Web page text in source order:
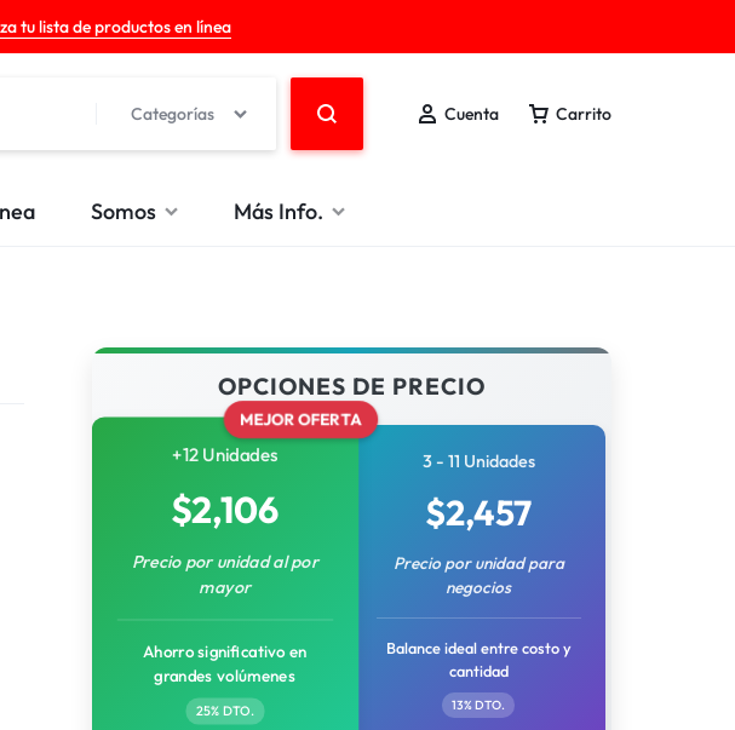
tu lista de productos en línea
Categorías Cuenta Carrito
Somos Más Info.
OPCIONES DE PRECIO
MEJOR OFERTA
+12 Unidades
$2,106
Precio por unidad al por
mayor
Ahorro significativo en
grandes volúmenes
25% DTO.
3 - 11 Unidades
$2,457
Precio por unidad para
negocios
Balance ideal entre costo y
cantidad
13% DTO.